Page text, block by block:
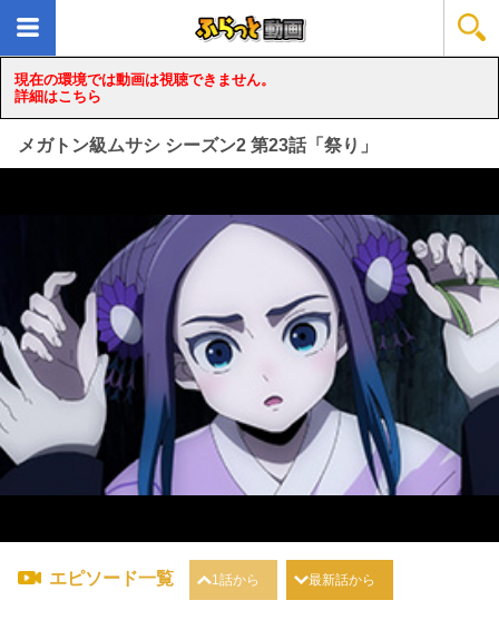
現在の環境では動画は視聴できません。
詳細はこちら
メガトン級ムサシ シーズン2 第23話「祭り」
loading...
エピソード一覧 1話から 最新話から